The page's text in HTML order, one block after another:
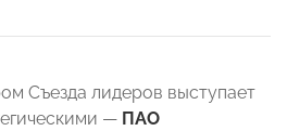
Съезда лидеров выступает
— ПАО